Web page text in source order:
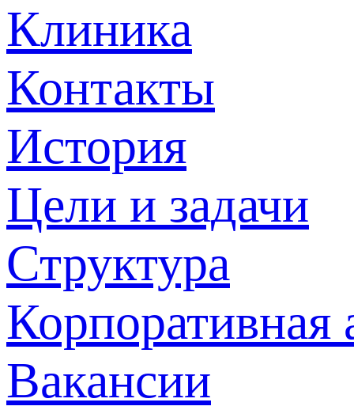
Клиника
Контакты
История
Цели и задачи
Структура
Корпоративная
Вакансии